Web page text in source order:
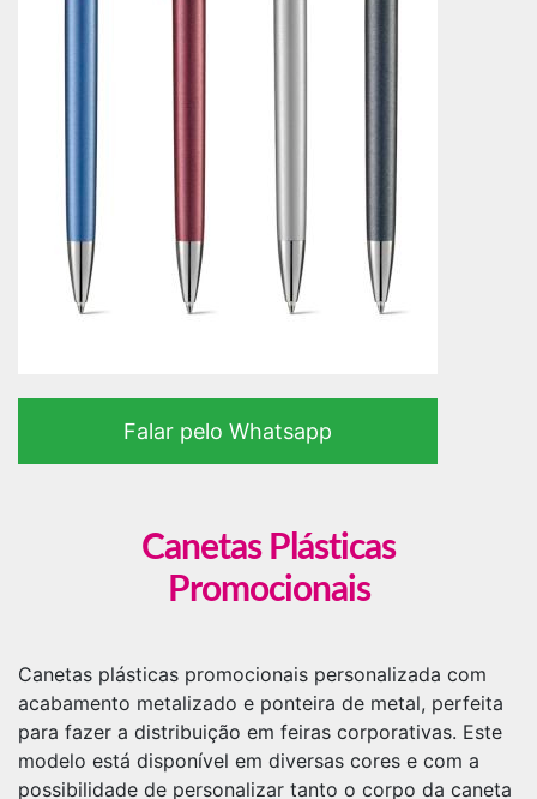
Falar pelo Whatsapp
Canetas Plásticas
Promocionais
Canetas plásticas promocionais personalizada com
acabamento metalizado e ponteira de metal, perfeita
para fazer a distribuição em feiras corporativas. Este
modelo está disponível em diversas cores e com a
possibilidade de personalizar tanto o corpo da caneta